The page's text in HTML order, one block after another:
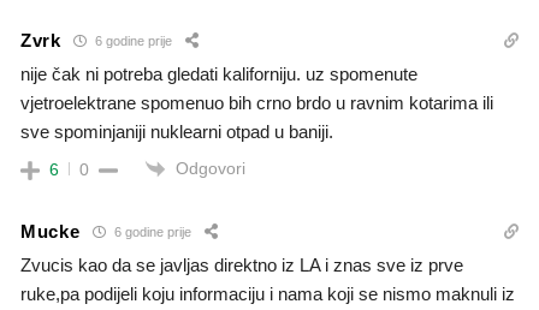
Zvrk 6 godine prije
nije čak ni potreba gledati kaliforniju. uz spomenute
vjetroelektrane spomenuo bih crno brdo u ravnim kotarima ili
sve spominjaniji nuklearni otpad u baniji.
6 0 Odgovori
Mucke 6 godine prije
Zvucis kao da se javljas direktno iz LA i znas sve iz prve
ruke,pa podijeli koju informaciju i nama koji se nismo maknuli iz